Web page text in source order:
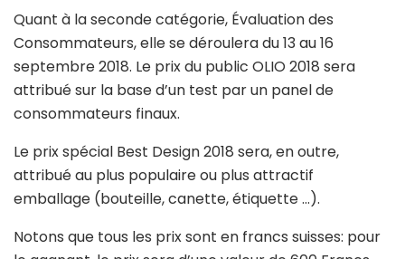
Quant à la seconde catégorie, Évaluation des
Consommateurs, elle se déroulera du 13 au 16
septembre 2018. Le prix du public OLIO 2018 sera
attribué sur la base d’un test par un panel de
consommateurs finaux.
Le prix spécial Best Design 2018 sera, en outre,
attribué au plus populaire ou plus attractif
emballage (bouteille, canette, étiquette …).
Notons que tous les prix sont en francs suisses: pour